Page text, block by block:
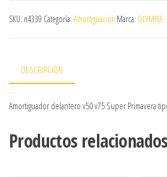
SKU: n4339 Categoría: Amortiguación Marca: OLYMPIA
DESCRIPCIÓN
Amortiguador delantero v50 v75 Super Primavera
Productos relacionados